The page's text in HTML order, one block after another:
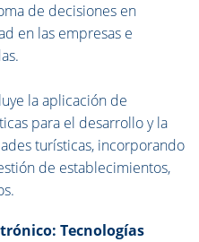
de decisiones en
en las empresas e
la aplicación de
para el desarrollo y la
turísticas, incorporando
de establecimientos,
Tecnologías